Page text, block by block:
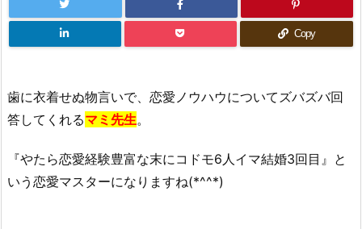
Copy
歯に衣着せぬ物言いで、恋愛ノウハウについてズバズバ回
答してくれるマミ先生。
『やたら恋愛経験豊富な末にコドモ6人イマ結婚3回目』と
いう恋愛マスターになりますね(*^^*)